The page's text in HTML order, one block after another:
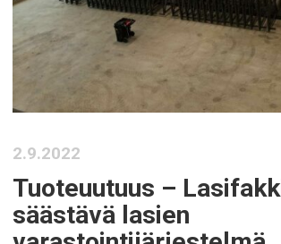
2.9.2022
Tuoteuutuus –
säästävä lasien